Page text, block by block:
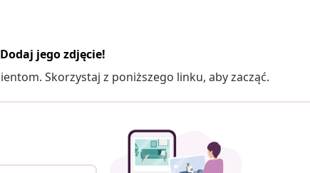
jego zdjęcie!
Skorzystaj z poniższego linku, aby zacząć.